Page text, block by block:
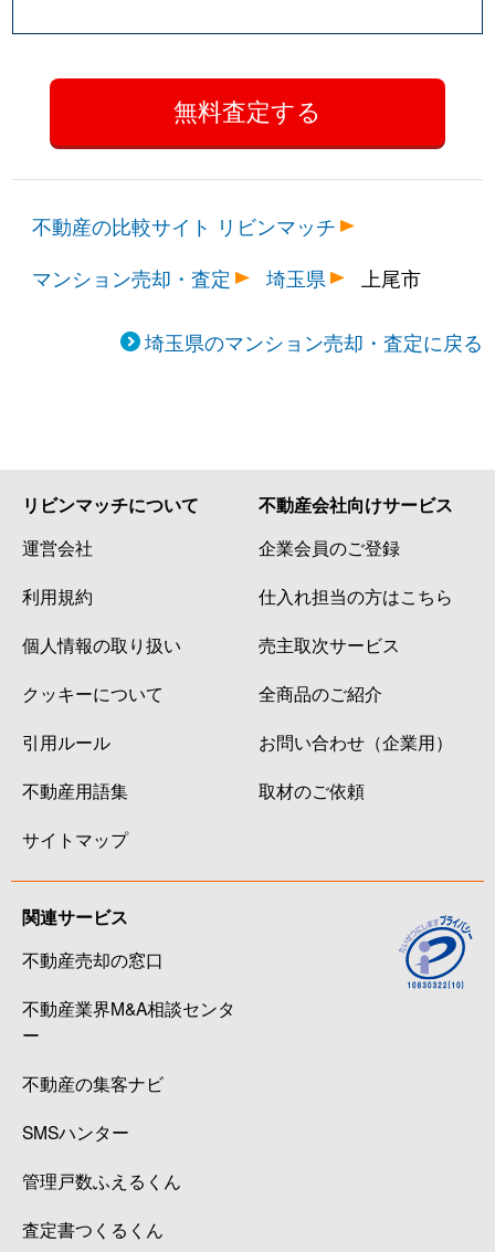
不動産の比較サイト リビンマッチ
マンション売却・査定
埼玉県 上尾市
埼玉県のマンション売却・査定に戻る
リビンマッチについて
運営会社
利用規約
個人情報の取り扱い
クッキーについて
引用ルール
不動産用語集
サイトマップ
不動産会社向けサービス
企業会員のご登録
仕入れ担当の方はこちら
売主取次サービス
全商品のご紹介
お問い合わせ（企業用）
取材のご依頼
関連サービス
不動産売却の窓口
不動産業界M&A相談センタ
ー
不動産の集客ナビ
SMSハンター
管理戸数ふえるくん
査定書つくるくん